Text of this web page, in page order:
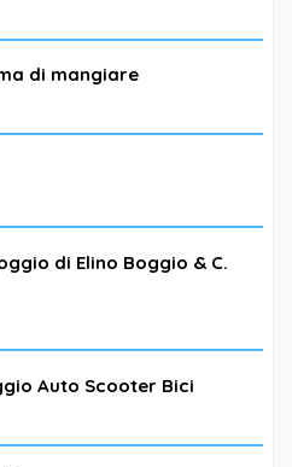
di mangiare
di Elino Boggio & C.
Auto Scooter Bici